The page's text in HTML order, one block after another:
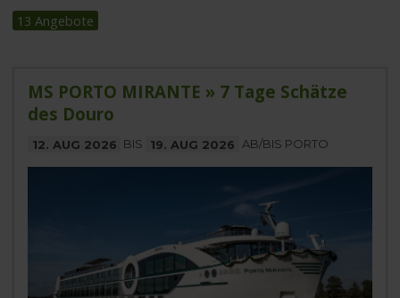
Schiffe
Suche
13 Angebote
MS PORTO MIRANTE » 7 Tage Schätze
des Douro
12. AUG 2026 BIS 19. AUG 2026 AB/BIS PORTO